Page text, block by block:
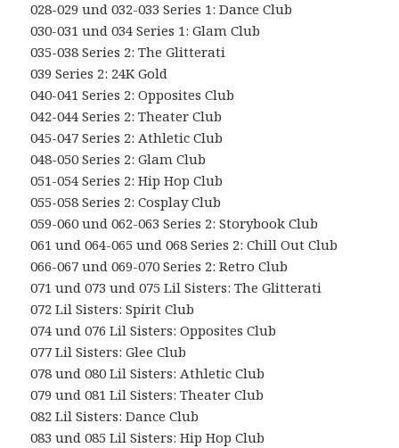
028-029 und 032-033 Series 1: Dance Club
030-031 und 034 Series 1: Glam Club
035-038 Series 2: The Glitterati
039 Series 2: 24K Gold
040-041 Series 2: Opposites Club
042-044 Series 2: Theater Club
045-047 Series 2: Athletic Club
048-050 Series 2: Glam Club
051-054 Series 2: Hip Hop Club
055-058 Series 2: Cosplay Club
059-060 und 062-063 Series 2: Storybook Club
061 und 064-065 und 068 Series 2: Chill Out Club
066-067 und 069-070 Series 2: Retro Club
071 und 073 und 075 Lil Sisters: The Glitterati
072 Lil Sisters: Spirit Club
074 und 076 Lil Sisters: Opposites Club
077 Lil Sisters: Glee Club
078 und 080 Lil Sisters: Athletic Club
079 und 081 Lil Sisters: Theater Club
082 Lil Sisters: Dance Club
083 und 085 Lil Sisters: Hip Hop Club